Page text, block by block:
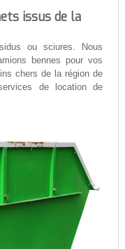
issus de la
ou sciures. Nous
bennes pour vos
chers de la région de
de location de